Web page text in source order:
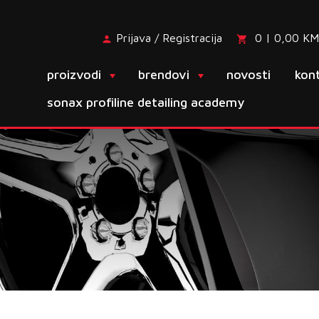
Prijava / Registracija 0 | 0,00 KM
proizvodi brendovi novosti
sonax profiline detailing academy